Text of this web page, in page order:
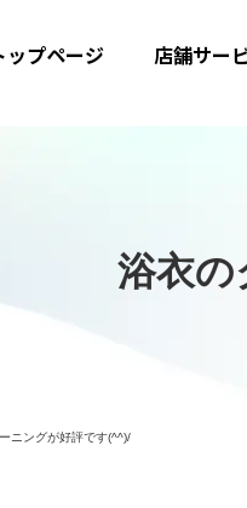
ップページ 店舗サー
浴衣
ニングが好評です(^^)/